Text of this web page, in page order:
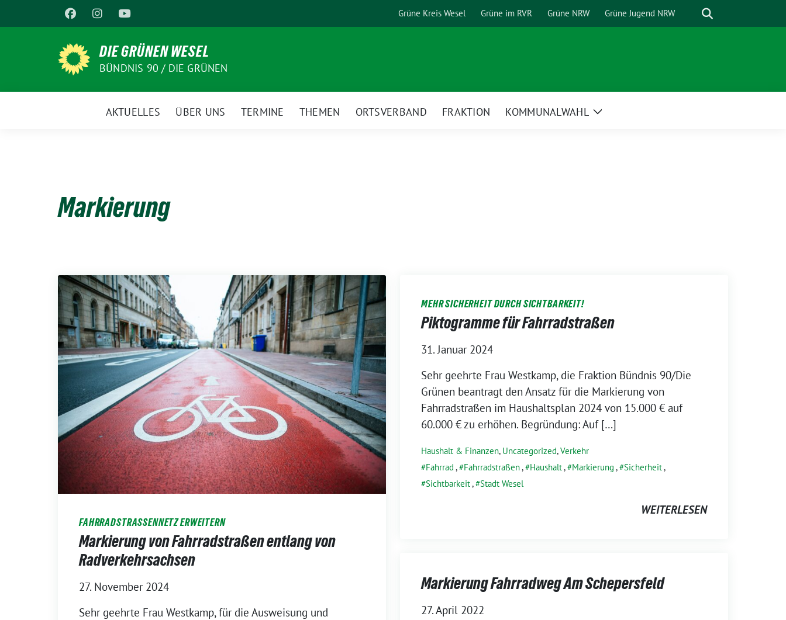
zum
Grüne Kreis Wesel Grüne im RVR Grüne NRW Grüne Jugend NRW Suche
DIE GRÜNEN WESEL
BÜNDNIS 90 / DIE GRÜNEN
AKTUELLES ÜBER UNS TERMINE THEMEN ORTSVERBAND FRAKTION KOMMUNALWAHL
Zeige
Markierung
FAHRRADSTRASSENNETZ ERWEITERN
Markierung von Fahrradstraßen entlang von
Radverkehrsachsen
27. November 2024
Sehr geehrte Frau Westkamp, für die Ausweisung und
MEHR SICHERHEIT DURCH SICHTBARKEIT!
Piktogramme für Fahrradstraßen
31. Januar 2024
Sehr geehrte Frau Westkamp, die Fraktion Bündnis 90/Die
Grünen beantragt den Ansatz für die Markierung von
Fahrradstraßen im Haushaltsplan 2024 von 15.000 € auf
60.000 € zu erhöhen. Begründung: Auf […]
Haushalt & Finanzen, Uncategorized,Verkehr
Fahrrad , Fahrradstraßen, Haushalt, Markierung , Sicherheit,
Sichtbarkeit, Stadt Wesel
WEITERLESEN
Markierung Fahrradweg Am Schepersfeld
27. April 2022